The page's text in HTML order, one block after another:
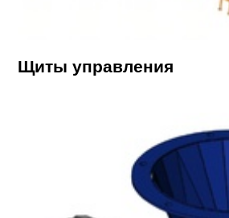
Щиты управления